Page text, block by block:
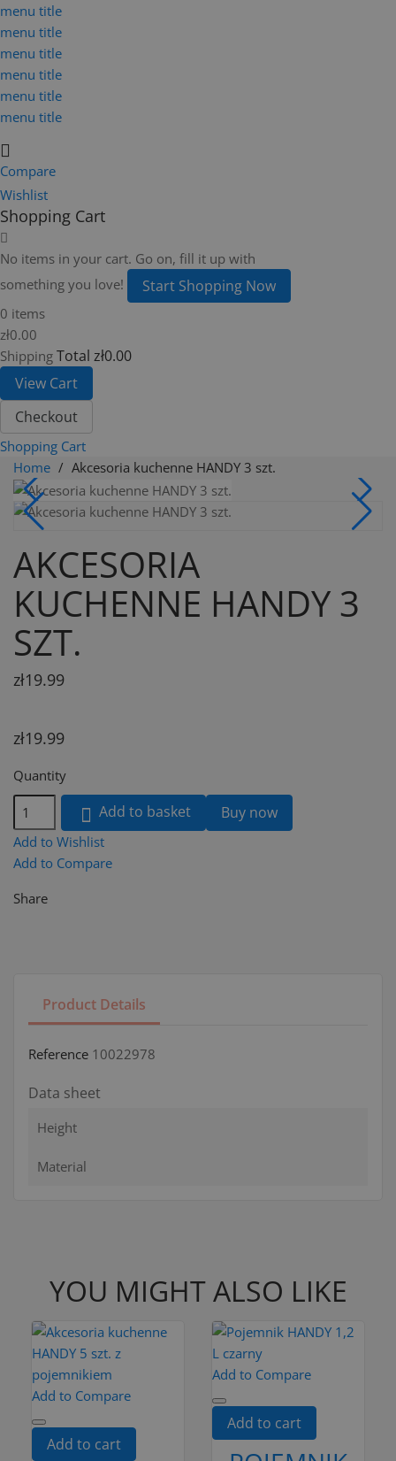
menu title
menu title
menu title
menu title
menu title
menu title
Compare
Wishlist
Shopping Cart
No items in your cart. Go on, fill it up with
something you love!
Start Shopping Now
0 items
zł0.00
Shipping Total zł0.00
View Cart
Checkout
Shopping Cart
Home
Akcesoria kuchenne HANDY 3 szt.
AKCESORIA
KUCHENNE HANDY 3
SZT.
zł19.99
zł19.99
Quantity
 Add to basket Buy now
Add to Wishlist
Add to Compare
Share
Product Details
Reference 10022978
Data sheet
Height
Material
YOU MIGHT ALSO LIKE
Add to Compare
Add to cart
Add to Compare
Add to cart